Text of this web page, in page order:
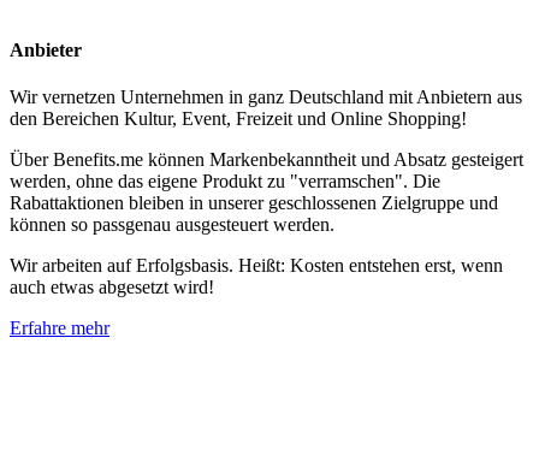
Anbieter
Wir vernetzen Unternehmen in ganz Deutschland mit Anbietern aus
den Bereichen Kultur, Event, Freizeit und Online Shopping!
Über Benefits.me können Markenbekanntheit und Absatz gesteigert
werden, ohne das eigene Produkt zu "verramschen". Die
Rabattaktionen bleiben in unserer geschlossenen Zielgruppe und
können so passgenau ausgesteuert werden.
Wir arbeiten auf Erfolgsbasis. Heißt: Kosten entstehen erst, wenn
auch etwas abgesetzt wird!
Erfahre mehr